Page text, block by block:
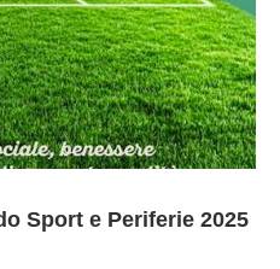
Sport e Periferie 2025